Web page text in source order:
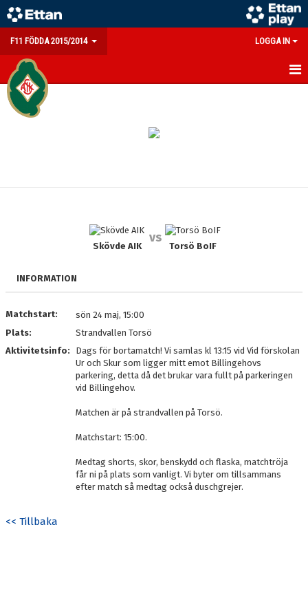
F11 FÖDDA 2015/2014 LOGGA IN
HEM
DOKUMENT
Skövde AIK
vs
Torsö BoIF
INFORMATION
Matchstart:
sön 24 maj, 15:00
Plats:
Strandvallen Torsö
Aktivitetsinfo:
Dags för bortamatch! Vi samlas kl 13:15 vid Vid förskolan
Ur och Skur som ligger mitt emot Billingehovs
parkering, detta då det brukar vara fullt på parkeringen
vid Billingehov.
Matchen är på strandvallen på Torsö.
Matchstart: 15:00.
Medtag shorts, skor, benskydd och flaska, matchtröja
får ni på plats som vanligt. Vi byter om tillsammans
efter match så medtag också duschgrejer.
<< Tillbaka